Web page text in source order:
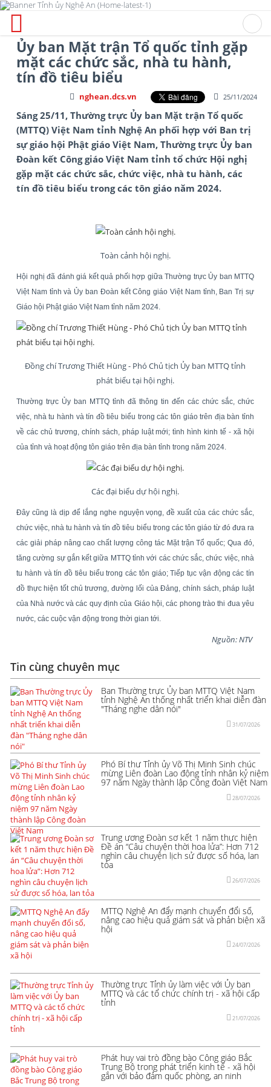
Ủy ban Mặt trận Tổ quốc tỉnh gặp
mặt các chức sắc, nhà tu hành,
tín đồ tiêu biểu
25/11/2024
nghean.dcs.vn
Sáng 25/11, Thường trực Ủy ban Mặt trận Tổ quốc
(MTTQ) Việt Nam tỉnh Nghệ An phối hợp với Ban trị
sự giáo hội Phật giáo Việt Nam, Thường trực Ủy ban
Đoàn kết Công giáo Việt Nam tỉnh tổ chức Hội nghị
gặp mặt các chức sắc, chức việc, nhà tu hành, các
tín đồ tiêu biểu trong các tôn giáo năm 2024.
Toàn cảnh hội nghị.
Hội nghị đã đánh giá kết quả phối hợp giữa Thường trực Ủy ban MTTQ
Việt Nam tỉnh và Ủy ban Đoàn kết Công giáo Việt Nam tỉnh, Ban Trị sự
Giáo hội Phật giáo Việt Nam tỉnh năm 2024.
Đồng chí Trương Thiết Hùng - Phó Chủ tịch Ủy ban MTTQ tỉnh
phát biểu tại hội nghị.
Thường trực Ủy ban MTTQ tỉnh đã thông tin đến các chức sắc, chức
việc, nhà tu hành và tín đồ tiêu biểu trong các tôn giáo trên địa bàn tỉnh
về các chủ trương, chính sách, pháp luật mới; tình hình kinh tế - xã hội
của tỉnh và hoạt động tôn giáo trên địa bàn tỉnh trong năm 2024.
Các đại biểu dự hội nghị.
Đây cũng là dịp để lắng nghe nguyện vọng, đề xuất của các chức sắc,
chức việc, nhà tu hành và tín đồ tiêu biểu trong các tôn giáo từ đó đưa ra
các giải pháp nâng cao chất lượng công tác Mặt trận Tổ quốc; Qua đó,
tăng cường sự gắn kết giữa MTTQ tỉnh với các chức sắc, chức việc, nhà
tu hành và tín đồ tiêu biểu trong các tôn giáo; Tiếp tục vận động các tín
đồ thực hiện tốt chủ trương, đường lối của Đảng, chính sách, pháp luật
của Nhà nước và các quy định của Giáo hội, các phong trào thi đua yêu
nước, các cuộc vận động trong thời gian tới.
Nguồn: NTV
Tin cùng chuyên mục
Ban Thường trực Ủy ban MTTQ Việt Nam
tỉnh Nghệ An thống nhất triển khai diễn đàn
"Tháng nghe dân nói"
31/07/2026
Phó Bí thư Tỉnh ủy Võ Thị Minh Sinh chúc
mừng Liên đoàn Lao động tỉnh nhân kỷ niệm
97 năm Ngày thành lập Công đoàn Việt Nam
28/07/2026
Trung ương Đoàn sơ kết 1 năm thực hiện
Đề án “Câu chuyện thời hoa lửa”: Hơn 712
nghìn câu chuyện lịch sử được số hóa, lan
tỏa
26/07/2026
MTTQ Nghệ An đẩy mạnh chuyển đổi số,
nâng cao hiệu quả giám sát và phản biện xã
hội
24/07/2026
Thường trực Tỉnh ủy làm việc với Ủy ban
MTTQ và các tổ chức chính trị - xã hội cấp
tỉnh
21/07/2026
Phát huy vai trò đồng bào Công giáo Bắc
Trung Bộ trong phát triển kinh tế - xã hội
gắn với bảo đảm quốc phòng, an ninh